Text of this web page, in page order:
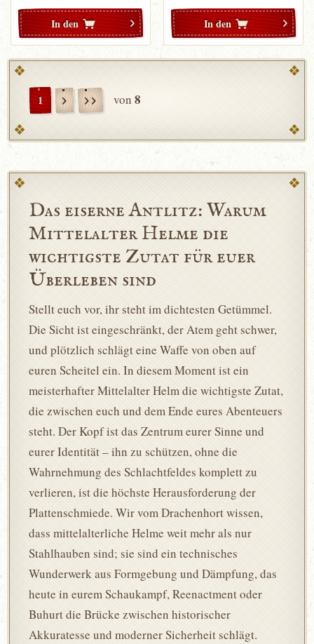
In den In den
1 von 8
Das eiserne Antlitz: Warum
Mittelalter Helme die
wichtigste Zutat für euer
Überleben sind
Stellt euch vor, ihr steht im dichtesten Getümmel.
Die Sicht ist eingeschränkt, der Atem geht schwer,
und plötzlich schlägt eine Waffe von oben auf
euren Scheitel ein. In diesem Moment ist ein
meisterhafter Mittelalter Helm die wichtigste Zutat,
die zwischen euch und dem Ende eures Abenteuers
steht. Der Kopf ist das Zentrum eurer Sinne und
eurer Identität – ihn zu schützen, ohne die
Wahrnehmung des Schlachtfeldes komplett zu
verlieren, ist die höchste Herausforderung der
Plattenschmiede. Wir vom Drachenhort wissen,
dass mittelalterliche Helme weit mehr als nur
Stahlhauben sind; sie sind ein technisches
Wunderwerk aus Formgebung und Dämpfung, das
heute in eurem Schaukampf, Reenactment oder
Buhurt die Brücke zwischen historischer
Akkuratesse und moderner Sicherheit schlägt.